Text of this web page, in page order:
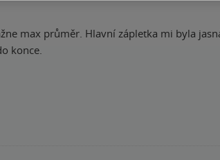
max průměr. Hlavní zápletka mi byla
konce.